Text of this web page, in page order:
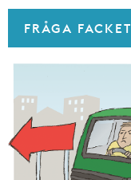
FRÅGA FACKET